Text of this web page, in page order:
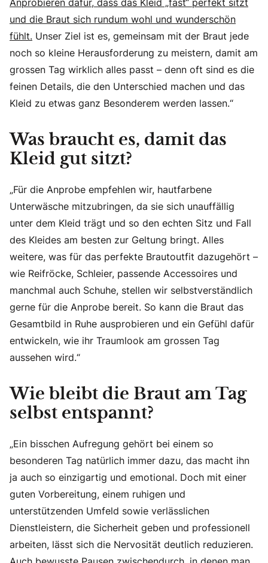
Anprobieren dafür, dass das Kleid „fast“ perfekt sitzt
und die Braut sich rundum wohl und wunderschön
fühlt. Unser Ziel ist es, gemeinsam mit der Braut jede
noch so kleine Herausforderung zu meistern, damit am
grossen Tag wirklich alles passt – denn oft sind es die
feinen Details, die den Unterschied machen und das
Kleid zu etwas ganz Besonderem werden lassen.“
Was braucht es, damit das
Kleid gut sitzt?
„Für die Anprobe empfehlen wir, hautfarbene
Unterwäsche mitzubringen, da sie sich unauffällig
unter dem Kleid trägt und so den echten Sitz und Fall
des Kleides am besten zur Geltung bringt. Alles
weitere, was für das perfekte Brautoutfit dazugehört –
wie Reifröcke, Schleier, passende Accessoires und
manchmal auch Schuhe, stellen wir selbstverständlich
gerne für die Anprobe bereit. So kann die Braut das
Gesamtbild in Ruhe ausprobieren und ein Gefühl dafür
entwickeln, wie ihr Traumlook am grossen Tag
aussehen wird.“
Wie bleibt die Braut am Tag
selbst entspannt?
„Ein bisschen Aufregung gehört bei einem so
besonderen Tag natürlich immer dazu, das macht ihn
ja auch so einzigartig und emotional. Doch mit einer
guten Vorbereitung, einem ruhigen und
unterstützenden Umfeld sowie verlässlichen
Dienstleistern, die Sicherheit geben und professionell
arbeiten, lässt sich die Nervosität deutlich reduzieren.